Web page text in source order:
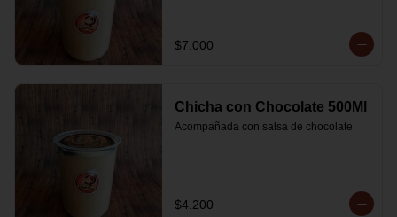
$7.000
Chicha con Chocolate 500Ml
Acompañada con salsa de chocolate
$4.200